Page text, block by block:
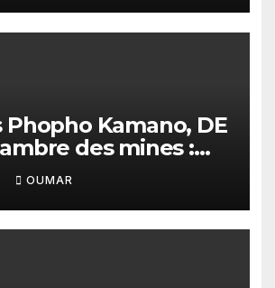
»
Phopho Kamano, DE
des mines :
est aujourd’hui la
des destinations »
OUMAR